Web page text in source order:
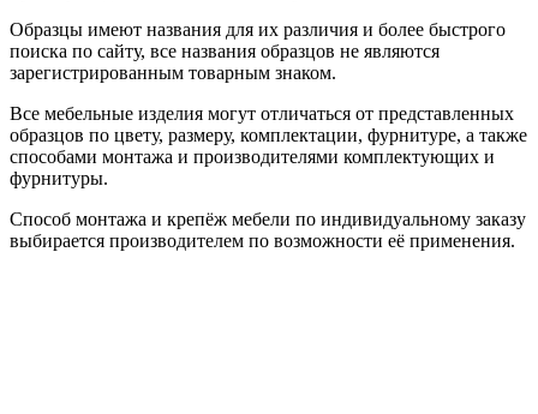
Образцы имеют названия для их различия и более быстрого
поиска по сайту, все названия образцов не являются
зарегистрированным товарным знаком.
Все мебельные изделия могут отличаться от представленных
образцов по цвету, размеру, комплектации, фурнитуре, а также
способами монтажа и производителями комплектующих и
фурнитуры.
Способ монтажа и крепёж мебели по индивидуальному заказу
выбирается производителем по возможности её применения.